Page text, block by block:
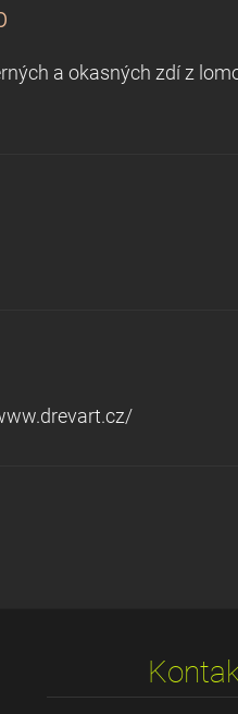
a okasných zdí z